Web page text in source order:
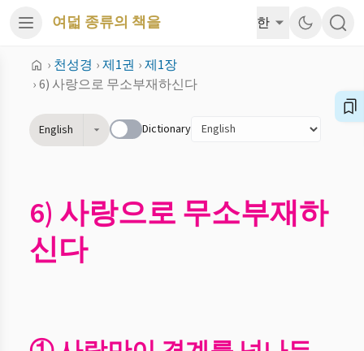
여덟 종류의 책을 한
› 천성경 ›제1권 ›제1장
›6) 사랑으로 무소부재하신다
English Dictionary
6) 사랑으로 무소부재하
신다